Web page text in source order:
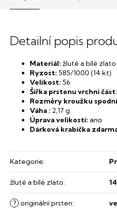
Detailní popis
Materiál: žluté a bílé zlato
Ryzost: 585/1000 (14 kt)
Velikost: 56
Šířka prstenu vrchní část
Rozměry kroužku
Váha : 2,17 g
Úprava velikosti: ano
Dárková krabička
Kategorie:
žluté a bílé zlato:
? originální prsten: